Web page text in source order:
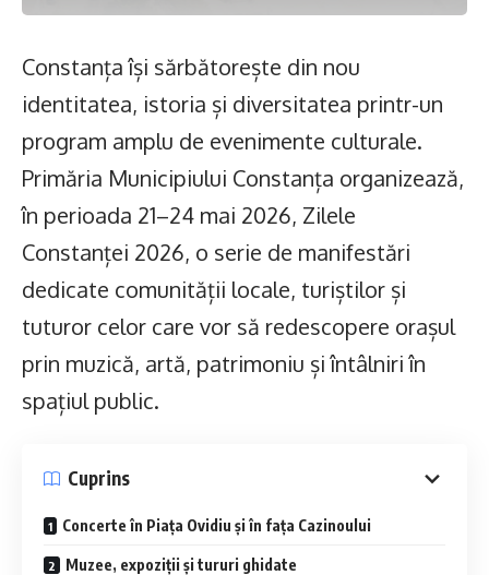
Constanța își sărbătorește din nou
identitatea, istoria și diversitatea printr-un
program amplu de evenimente culturale.
Primăria Municipiului Constanța organizează,
în perioada 21–24 mai 2026, Zilele
Constanței 2026, o serie de manifestări
dedicate comunității locale, turiștilor și
tuturor celor care vor să redescopere orașul
prin muzică, artă, patrimoniu și întâlniri în
spațiul public.
Cuprins
Concerte în Piața Ovidiu și în fața Cazinoului
Muzee, expoziții și tururi ghidate